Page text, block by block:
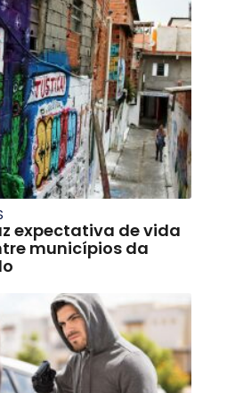
expectativa de vida
municípios da